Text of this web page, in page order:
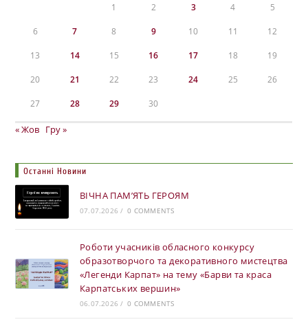
1 2 3 4 5
6 7 8 9 10 11 12
13 14 15 16 17 18 19
20 21 22 23 24 25 26
27 28 29 30
« Жов Гру »
Останні Новини
ВІЧНА ПАМ’ЯТЬ ГЕРОЯМ
07.07.2026 / 0 COMMENTS
Роботи учасників обласного конкурсу
образотворчого та декоративного мистецтва
«Легенди Карпат» на тему «Барви та краса
Карпатських вершин»
06.07.2026 / 0 COMMENTS